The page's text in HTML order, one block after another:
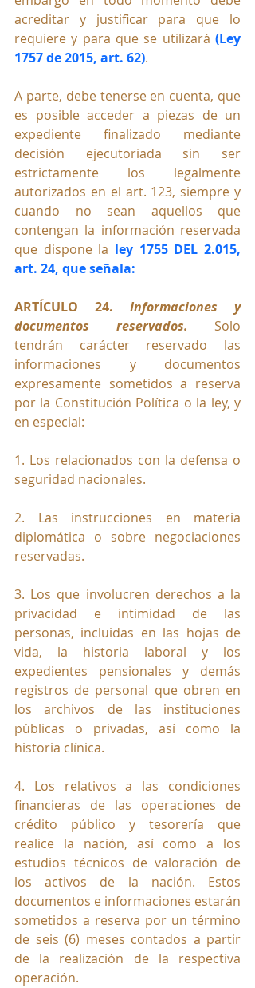
acreditar y justificar para que lo
requiere y para que se utilizará (Ley
1757 de 2015, art. 62).
A parte, debe tenerse en cuenta, que
es posible acceder a piezas de un
expediente finalizado mediante
decisión ejecutoriada sin ser
estrictamente los legalmente
autorizados en el art. 123, siempre y
cuando no sean aquellos que
contengan la información reservada
que dispone la ley 1755 DEL 2.015,
art. 24, que señala:
ARTÍCULO 24. Informaciones y
documentos reservados. Solo
tendrán carácter reservado las
informaciones y documentos
expresamente sometidos a reserva
por la Constitución Política o la ley, y
en especial:
1. Los relacionados con la defensa o
seguridad nacionales.
2. Las instrucciones en materia
diplomática o sobre negociaciones
reservadas.
3. Los que involucren derechos a la
privacidad e intimidad de las
personas, incluidas en las hojas de
vida, la historia laboral y los
expedientes pensionales y demás
registros de personal que obren en
los archivos de las instituciones
públicas o privadas, así como la
historia clínica.
4. Los relativos a las condiciones
financieras de las operaciones de
crédito público y tesorería que
realice la nación, así como a los
estudios técnicos de valoración de
los activos de la nación. Estos
documentos e informaciones estarán
sometidos a reserva por un término
de seis (6) meses contados a partir
de la realización de la respectiva
operación.